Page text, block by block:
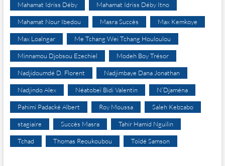
Mahamat Idriss Déby Mahamat Idriss Déby Itno
Mahamat Nour Ibedou Masra Succès Max Kemkoye
Max Loalngar Me Tchang Wei Tchang Houloulou
Minnamou Djobsou Ezechiel Modeh Boy Trésor
Nadjidoumdé D. Florent Nadjimbaye Dana Jonathan
Nadjindo Alex Néatobeï Bidi Valentin N’Djaména
Pahimi Padacké Albert Roy Moussa Saleh Kebzabo
stagiaire Succès Masra Tahir Hamid Nguilin
Tchad Thomas Reoukoubou Toïdé Samson